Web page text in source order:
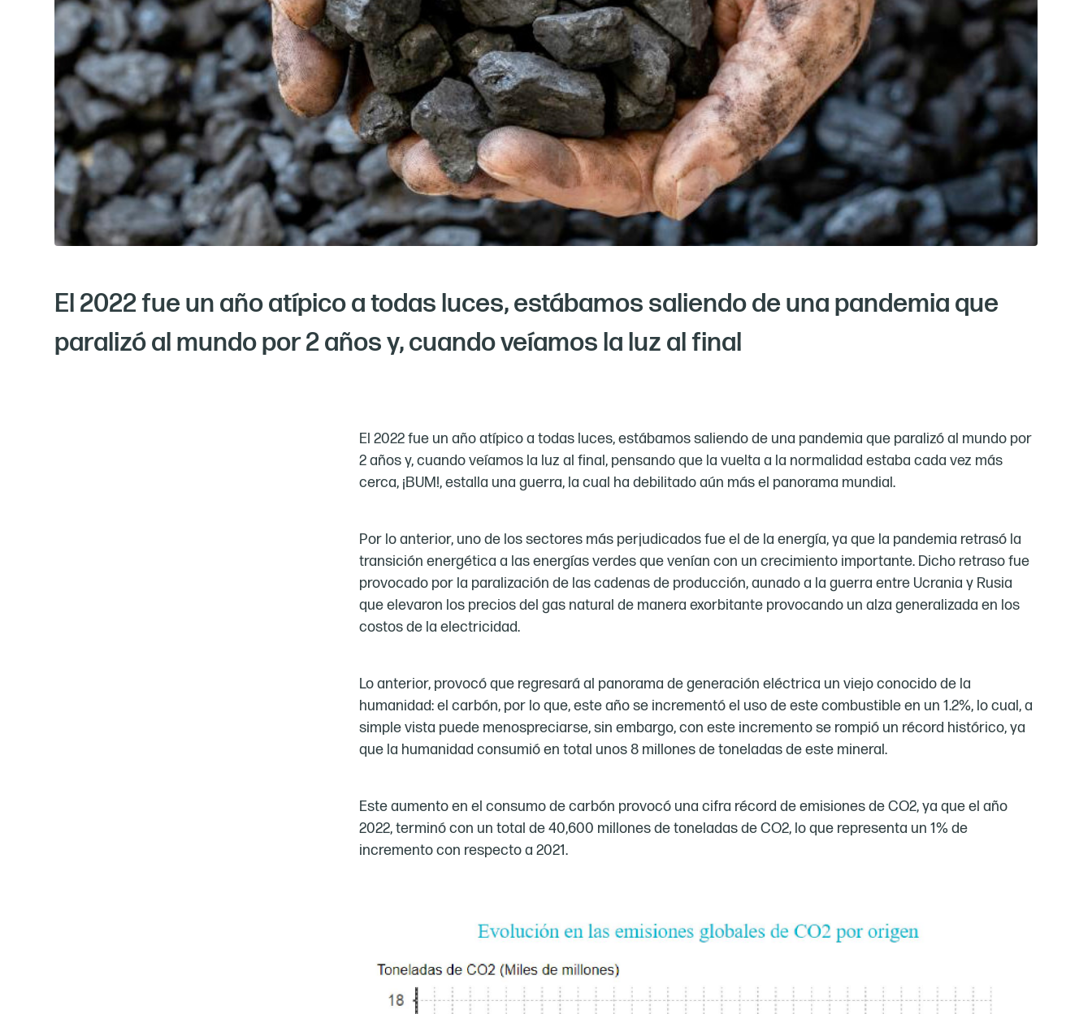
El 2022 fue un año atípico a todas luces, estábamos saliendo de una pandemia que
paralizó al mundo por 2 años y, cuando veíamos la luz al final
El 2022 fue un año atípico a todas luces, estábamos saliendo de una pandemia que paralizó al mundo por
2 años y, cuando veíamos la luz al final, pensando que la vuelta a la normalidad estaba cada vez más
cerca, ¡BUM!, estalla una guerra, la cual ha debilitado aún más el panorama mundial.
Por lo anterior, uno de los sectores más perjudicados fue el de la energía, ya que la pandemia retrasó la
transición energética a las energías verdes que venían con un crecimiento importante. Dicho retraso fue
provocado por la paralización de las cadenas de producción, aunado a la guerra entre Ucrania y Rusia
que elevaron los precios del gas natural de manera exorbitante provocando un alza generalizada en los
costos de la electricidad.
Lo anterior, provocó que regresará al panorama de generación eléctrica un viejo conocido de la
humanidad: el carbón, por lo que, este año se incrementó el uso de este combustible en un 1.2%, lo cual, a
simple vista puede menospreciarse, sin embargo, con este incremento se rompió un récord histórico, ya
que la humanidad consumió en total unos 8 millones de toneladas de este mineral.
Este aumento en el consumo de carbón provocó una cifra récord de emisiones de CO2, ya que el año
2022, terminó con un total de 40,600 millones de toneladas de CO2, lo que representa un 1% de
incremento con respecto a 2021.